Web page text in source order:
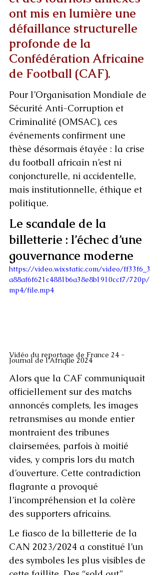
ont mis en lumière une
défaillance structurelle
profonde de la
Confédération Africaine
de Football (CAF).
Pour l’Organisation Mondiale de
Sécurité Anti-Corruption et
Criminalité (OMSAC), ces
événements confirment une
thèse désormais étayée : la crise
du football africain n’est ni
conjoncturelle, ni accidentelle,
mais institutionnelle, éthique et
politique.
Le scandale de la
billetterie : l’échec d’une
gouvernance moderne
https://video.wixstatic.com/video/ff33f6_3
a88af6f621c4881b6a38e8b1910ccf7/720p/
mp4/file.mp4
Vidéo du reportage de France 24 -
Journal de l'Afrique 2024
Alors que la CAF communiquait
officiellement sur des matchs
annoncés complets, les images
retransmises au monde entier
montraient des tribunes
clairsemées, parfois à moitié
vides, y compris lors du match
d’ouverture. Cette contradiction
flagrante a provoqué
l’incompréhension et la colère
des supporters africains.
Le fiasco de la billetterie de la
CAN 2023/2024 a constitué l’un
des symboles les plus visibles de